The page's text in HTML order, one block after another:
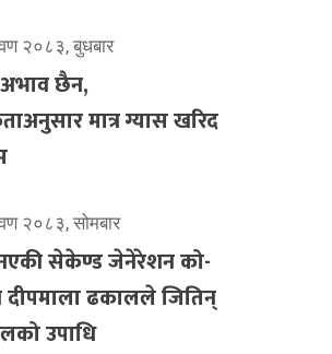
२०८३, बुधबार
छैन,
मात्र ग्यास खरिद
२०८३, सोमबार
सेकेण्ड जेनेरेशन को-
दीपमाला ढकालले जितिन्
उपाधि